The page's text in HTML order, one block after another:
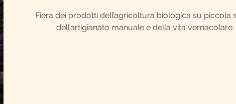
Fiera dei prodotti dell’agricoltura biologica su piccola
dell’artigianato manuale e della vita vernacolare.